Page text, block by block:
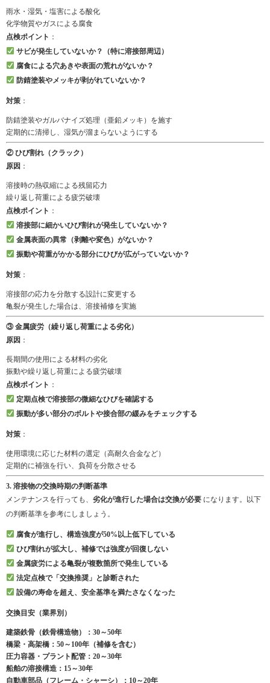
雨水・湿気・塩害による酸化
化学物質やガスによる腐食
点検ポイント ：
サビが発生していないか？（特に溶接部周辺）
腐食による穴あきや表面の荒れがないか？
防錆塗装やメッキが剥がれていないか？
対策 ：
防錆塗装やガルバナイズ処理（亜鉛メッキ）を施す
定期的に清掃し、湿気が溜まらないようにする
② ひび割れ（クラック）
原因 ：
溶接時の熱収縮による残留応力
繰り返し荷重による疲労破壊
点検ポイント ：
溶接部に細かいひび割れが発生していないか？
金属表面の異常（剥離や変色）がないか？
振動や荷重がかかる部分にひびが広がっていないか？
対策 ：
溶接部の応力を分散する設計に変更する
亀裂が発生した場合は、溶接補修を実施
③ 金属疲労（繰り返し荷重による劣化）
原因 ：
長期間の使用による材料の劣化
振動や繰り返し荷重による疲労破壊
点検ポイント ：
定期点検で溶接部の微細なひびを確認する
振動が多い部分のボルトや接合部の緩みをチェックする
対策 ：
使用環境に応じた材料の選定（高耐久合金など）
定期的に補強を行い、負荷を分散させる
3. 溶接物の交換時期の判断基準
メンテナンスを行っても、 劣化が進行した場合は交換が必要 になります。以下
の判断基準を参考にしましょう。
腐食が進行し、構造強度が50%以上低下している
ひび割れが拡大し、補修では強度が回復しない
金属疲労による亀裂が複数箇所で発生している
法定点検で「交換推奨」と診断された
設備の寿命を超え、安全基準を満たさなくなった
交換目安（業界別）
建築鉄骨（鉄骨構造物）：30～50年
橋梁・高架橋：50～100年（補修を含む）
圧力容器・プラント配管：20～30年
船舶の溶接構造：15～30年
自動車部品（フレーム・シャーシ）：10～20年